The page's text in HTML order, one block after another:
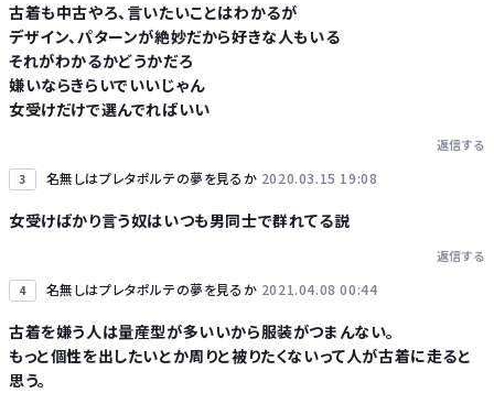
古着も中古やろ、言いたいことはわかるが
デザイン、パターンが絶妙だから好きな人もいる
それがわかるかどうかだろ
嫌いならきらいでいいじゃん
女受けだけで選んでればいい
返信する
3 名無しはプレタポルテの夢を見るか 2020.03.15 19:08
女受けばかり言う奴はいつも男同士で群れてる説
返信する
4 名無しはプレタポルテの夢を見るか 2021.04.08 00:44
古着を嫌う人は量産型が多いいから服装がつまんない。
もっと個性を出したいとか周りと被りたくないって人が古着に走ると
思う。